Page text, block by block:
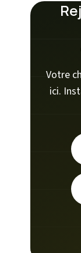
Votre
ici.